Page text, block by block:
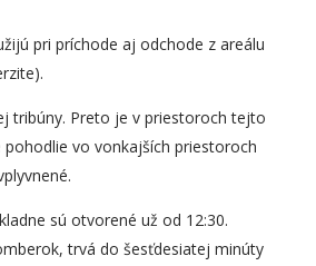
pri príchode aj odchode z areálu
tribúny. Preto je v priestoroch tejto
vo vonkajších priestoroch
sú otvorené už od 12:30.
trvá do šesťdesiatej minúty